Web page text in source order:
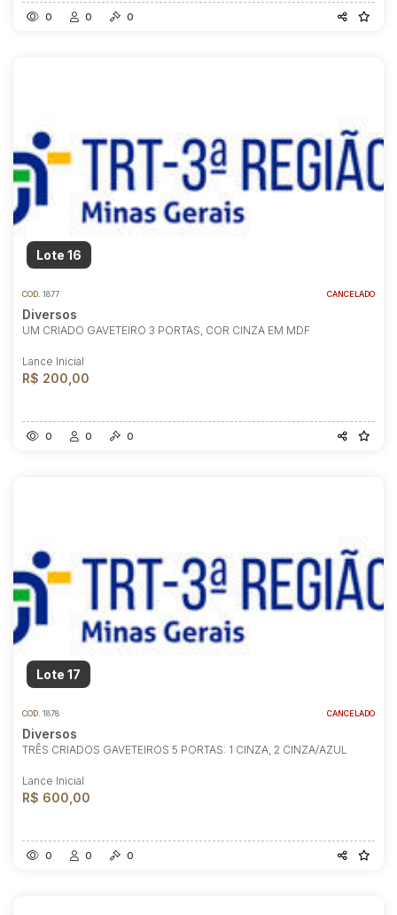
0 0 0
Lote 16
COD. 1877 CANCELADO
Diversos
UM CRIADO GAVETEIRO 3 PORTAS, COR CINZA EM MDF
Lance Inicial
R$ 200,00
0 0 0
Lote 17
COD. 1878 CANCELADO
Diversos
TRÊS CRIADOS GAVETEIROS 5 PORTAS: 1 CINZA, 2 CINZA/AZUL
Lance Inicial
R$ 600,00
0 0 0